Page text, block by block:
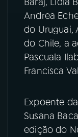
YouTube
Instagram
TikTok
Andrea
do Uruguai,
do Chile, a
Pascuala
Francisca
Expoente
Susana
edição do